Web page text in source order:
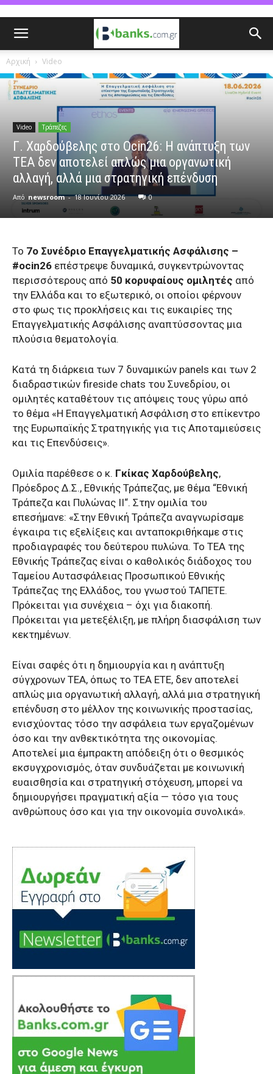
Αρχική Video
Video Τράπεζες
Γ. Χαρδούβελης στο Ocin26: Η ανάπτυξη των
ΤΕΑ δεν αποτελεί απλώς μια οργανωτική
αλλαγή, αλλά μια στρατηγική επένδυση
Από newsroom - 18 Ιουνίου 2026 0
Το 7o Συνέδριο Επαγγελματικής Ασφάλισης –
#ocin26 επέστρεψε δυναμικά, συγκεντρώνοντας
περισσότερους από 50 κορυφαίους ομιλητές από
την Ελλάδα και το εξωτερικό, οι οποίοι φέρνουν
στο φως τις προκλήσεις και τις ευκαιρίες της
Επαγγελματικής Ασφάλισης αναπτύσσοντας μια
πλούσια θεματολογία.
Κατά τη διάρκεια των 7 δυναμικών panels και των 2
διαδραστικών fireside chats του Συνεδρίου, οι
ομιλητές καταθέτουν τις απόψεις τους γύρω από
το θέμα «Η Επαγγελματική Ασφάλιση στο επίκεντρο
της Ευρωπαϊκής Στρατηγικής για τις Αποταμιεύσεις
και τις Επενδύσεις».
Ομιλία παρέθεσε ο κ. Γκίκας Χαρδούβελης,
Πρόεδρος Δ.Σ., Εθνικής Τράπεζας, με θέμα “Εθνική
Τράπεζα και Πυλώνας II“. Στην ομιλία του
επεσήμανε: «Στην Εθνική Τράπεζα αναγνωρίσαμε
έγκαιρα τις εξελίξεις και ανταποκριθήκαμε στις
προδιαγραφές του δεύτερου πυλώνα. Το ΤΕΑ της
Εθνικής Τράπεζας είναι ο καθολικός διάδοχος του
Ταμείου Αυτασφάλειας Προσωπικού Εθνικής
Τράπεζας της Ελλάδος, του γνωστού ΤΑΠΕΤΕ.
Πρόκειται για συνέχεια – όχι για διακοπή.
Πρόκειται για μετεξέλιξη, με πλήρη διασφάλιση των
κεκτημένων.
Είναι σαφές ότι η δημιουργία και η ανάπτυξη
σύγχρονων ΤΕΑ, όπως το ΤΕΑ ΕΤΕ, δεν αποτελεί
απλώς μια οργανωτική αλλαγή, αλλά μια στρατηγική
επένδυση στο μέλλον της κοινωνικής προστασίας,
ενισχύοντας τόσο την ασφάλεια των εργαζομένων
όσο και την ανθεκτικότητα της οικονομίας.
Αποτελεί μια έμπρακτη απόδειξη ότι ο θεσμικός
εκσυγχρονισμός, όταν συνδυάζεται με κοινωνική
ευαισθησία και στρατηγική στόχευση, μπορεί να
δημιουργήσει πραγματική αξία — τόσο για τους
ανθρώπους όσο και για την οικονομία συνολικά».